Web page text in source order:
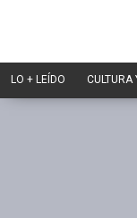
LO + LEÍDO CULTURA